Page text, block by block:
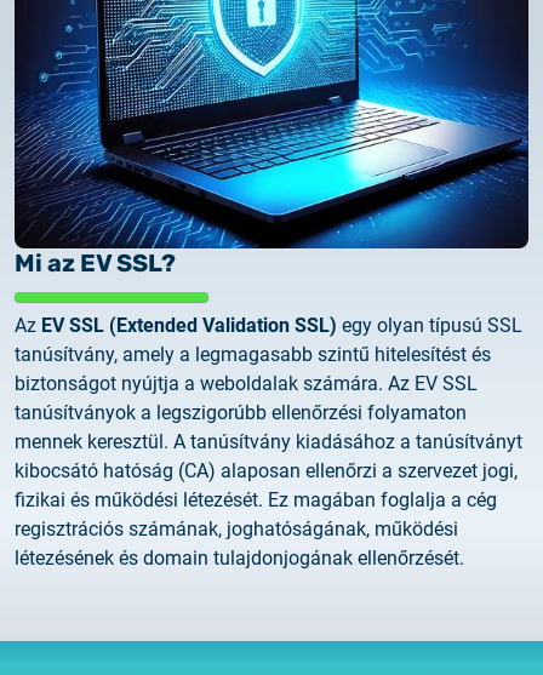
2025.02.26.
Tájékoztatás tanúsítványigénylésről
2025.05.05.
Teszt tanúsítványok elérhetősége
Mi az EV SSL?
Az EV SSL (Extended Validation SSL) egy olyan típusú SSL
tanúsítvány, amely a legmagasabb szintű hitelesítést és
biztonságot nyújtja a weboldalak számára. Az EV SSL
tanúsítványok a legszigorúbb ellenőrzési folyamaton
mennek keresztül. A tanúsítvány kiadásához a tanúsítványt
kibocsátó hatóság (CA) alaposan ellenőrzi a szervezet jogi,
fizikai és működési létezését. Ez magában foglalja a cég
regisztrációs számának, joghatóságának, működési
létezésének és domain tulajdonjogának ellenőrzését.